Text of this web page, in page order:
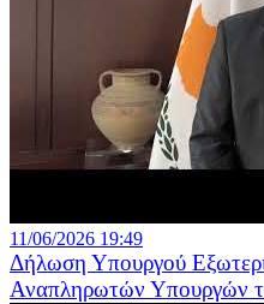
11/06/2026 19:49
Δήλωση Υπουργού
Αναπληρωτών Υπουργών